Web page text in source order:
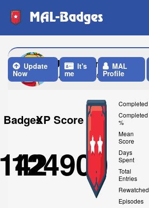
MAL-Badges
JTtheLlama
Last Update: One Week ago
Update
Now
It's
me
MAL
Profile
BadgesXP Score
124900
Completed
Completed
%
Mean
Score
Days
Spent
Total
Entries
Rewatched
Episodes